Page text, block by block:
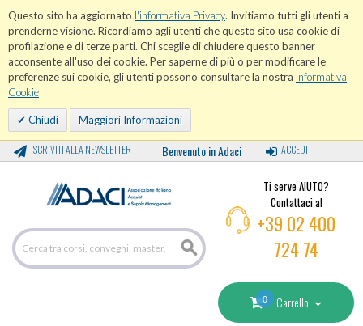
Questo sito ha aggiornato l'informativa Privacy. Invitiamo tutti gli utenti a
prenderne visione. Ricordiamo agli utenti che questo sito usa cookie di
profilazione e di terze parti. Chi sceglie di chiudere questo banner
acconsente all'uso dei cookie. Per saperne di più o per modificare le
preferenze sui cookie, gli utenti possono consultare la nostra Informativa
Cookie
Chiudi Maggiori Informazioni
ISCRIVITI ALLA NEWSLETTER Benvenuto in Adaci ACCEDI
Ti serve AIUTO?
Contattaci al
+39 02 400
724 74
0 Carrello